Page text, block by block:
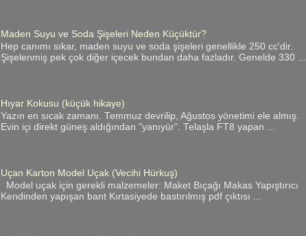
Maden Suyu ve Soda Şişeleri Neden Küçüktür?
Hep canımı sıkar, maden suyu ve soda şişeleri genellikle 250 cc'dir.
Şişelenmiş pek çok diğer içecek bundan daha fazladır. Genelde 330 ...
Hıyar Kokusu (küçük hikaye)
Yazın en sıcak zamanı. Temmuz devrilip, Ağustos yönetimi ele almış.
Evin içi direkt güneş aldığından "yanıyür". Telaşla FT8 yapan ...
Uçan Karton Model Uçak (Vecihi Hürkuş)
Model uçak için gerekli malzemeler: Maket Bıçağı Makas Yapıştırıcı
Kendinden yapışan bant Kırtasiyede bastırılmış pdf çıktısı ...